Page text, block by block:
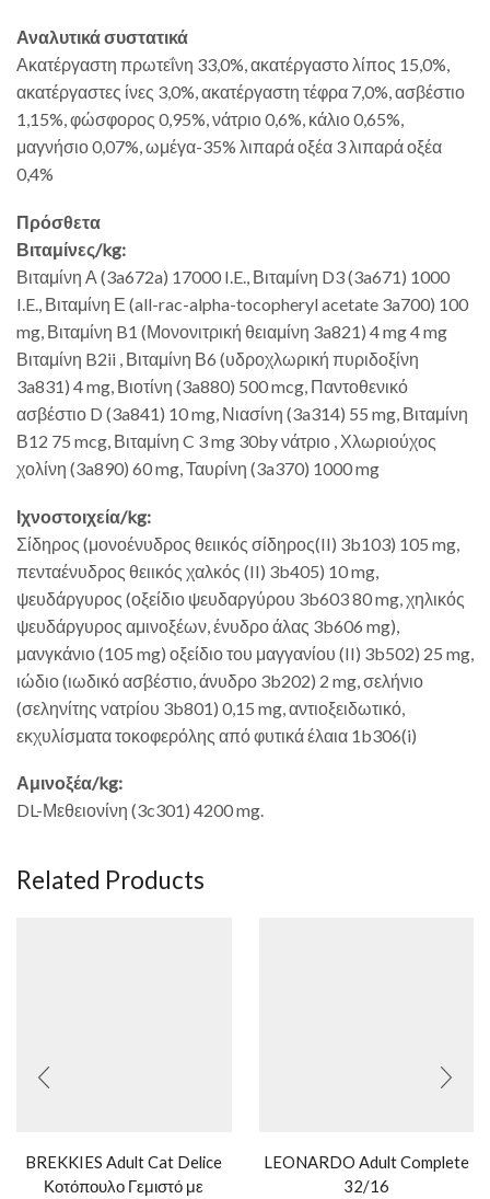
Αναλυτικά συστατικά
Ακατέργαστη πρωτεΐνη 33,0%, ακατέργαστο λίπος 15,0%,
ακατέργαστες ίνες 3,0%, ακατέργαστη τέφρα 7,0%, ασβέστιο
1,15%, φώσφορος 0,95%, νάτριο 0,6%, κάλιο 0,65%,
μαγνήσιο 0,07%, ωμέγα-35% λιπαρά οξέα 3 λιπαρά οξέα
0,4%
Πρόσθετα
Βιταμίνες/kg:
Βιταμίνη Α (3a672a) 17000 I.E., Βιταμίνη D3 (3a671) 1000
I.E., Βιταμίνη Ε (all-rac-alpha-tocopheryl acetate 3a700) 100
mg, Βιταμίνη B1 (Μονονιτρική θειαμίνη 3a821) 4 mg 4 mg
Βιταμίνη B2ii , Βιταμίνη Β6 (υδροχλωρική πυριδοξίνη
3a831) 4 mg, Βιοτίνη (3a880) 500 mcg, Παντοθενικό
ασβέστιο D (3a841) 10 mg, Νιασίνη (3a314) 55 mg, Βιταμίνη
Β12 75 mcg, Βιταμίνη C 3 mg 30by νάτριο , Χλωριούχος
χολίνη (3a890) 60 mg, Ταυρίνη (3a370) 1000 mg
Ιχνοστοιχεία/kg:
Σίδηρος (μονοένυδρος θειικός σίδηρος(II) 3b103) 105 mg,
πενταένυδρος θειικός χαλκός (II) 3b405) 10 mg,
ψευδάργυρος (οξείδιο ψευδαργύρου 3b603 80 mg, χηλικός
ψευδάργυρος αμινοξέων, ένυδρο άλας 3b606 mg),
μανγκάνιο (105 mg) οξείδιο του μαγγανίου (II) 3b502) 25 mg,
ιώδιο (ιωδικό ασβέστιο, άνυδρο 3b202) 2 mg, σελήνιο
(σεληνίτης νατρίου 3b801) 0,15 mg, αντιοξειδωτικό,
εκχυλίσματα τοκοφερόλης από φυτικά έλαια 1b306(i)
Αμινοξέα/kg:
DL-Μεθειονίνη (3c301) 4200 mg.
Related Products
BREKKIES Adult Cat Delice
Κοτόπουλο Γεμιστό με
LEONARDO Adult Complete
32/16